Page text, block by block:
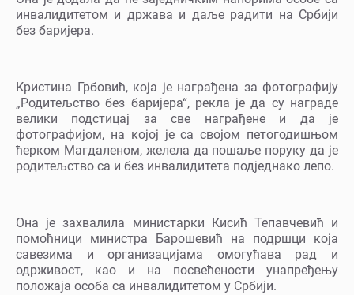
инвалидитетом и држава и даље радити на Србији
без баријера.
Кристина Грбовић, која је награђена за фотографију
„Родитељство без баријера“, рекла је да су награде
велики подстицај за све награђене и да је
фотографијом, на којој је са својом петогодишњом
ћерком Магдаленом, желела да пошаље поруку да је
родитељство са и без инвалидитета подједнако лепо.
Она је захвалила министарки Кисић Тепавчевић и
помоћници министра Барошевић на подршци која
савезима и организацијама омогућава рад и
одрживост, као и на посвећености унапређењу
положаја особа са инвалидитетом у Србији.